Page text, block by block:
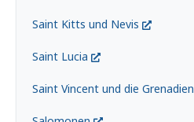
Saint Kitts und Nevis
Saint Lucia
Saint Vincent und die Grenadien